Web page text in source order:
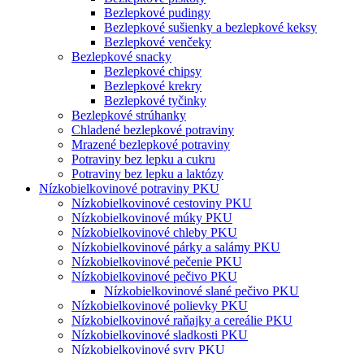
Bezlepkové pudingy
Bezlepkové sušienky a bezlepkové keksy
Bezlepkové venčeky
Bezlepkové snacky
Bezlepkové chipsy
Bezlepkové krekry
Bezlepkové tyčinky
Bezlepkové strúhanky
Chladené bezlepkové potraviny
Mrazené bezlepkové potraviny
Potraviny bez lepku a cukru
Potraviny bez lepku a laktózy
Nízko­bielkovinové potraviny PKU
Nízko­bielkovinové cestoviny PKU
Nízko­bielkovinové múky PKU
Nízkobielkovinové chleby PKU
Nízkobielkovinové párky a salámy PKU
Nízkobielkovinové pečenie PKU
Nízkobielkovinové pečivo PKU
Nízkobielkovinové slané pečivo PKU
Nízkobielkovinové polievky PKU
Nízkobielkovinové raňajky a cereálie PKU
Nízkobielkovinové sladkosti PKU
Nízkobielkovinové syry PKU